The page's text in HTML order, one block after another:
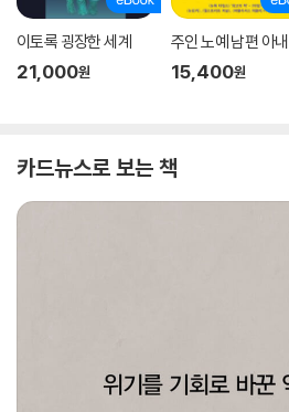
이토록 굉장한 세계
21,000원
주인 노예 남편 아내
15,400원
카드뉴스로 보는 책